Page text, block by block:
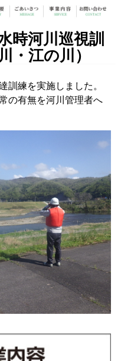
時河川巡視訓
・江の川）
訓練を実施しました。
の有無を河川管理者へ